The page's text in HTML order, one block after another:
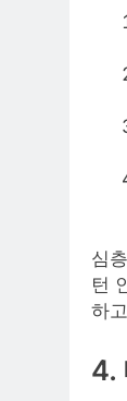
심
턴
하
4.